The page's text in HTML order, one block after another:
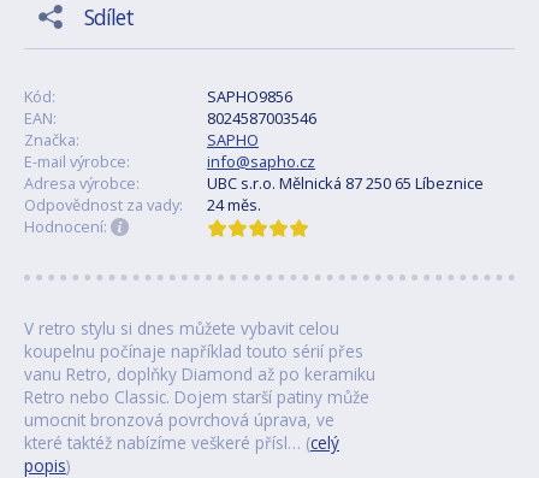
Sdílet
Kód:
SAPHO9856
EAN:
8024587003546
Značka:
SAPHO
E-mail výrobce:
info@sapho.cz
Adresa výrobce:
UBC s.r.o. Mělnická 87 250 65 Líbeznice
Odpovědnost za vady:
24 měs.
Hodnocení:
V retro stylu si dnes můžete vybavit celou
koupelnu počínaje například touto sérií přes
vanu Retro, doplňky Diamond až po keramiku
Retro nebo Classic. Dojem starší patiny může
umocnit bronzová povrchová úprava, ve
které taktéž nabízíme veškeré přísl… (celý
popis)